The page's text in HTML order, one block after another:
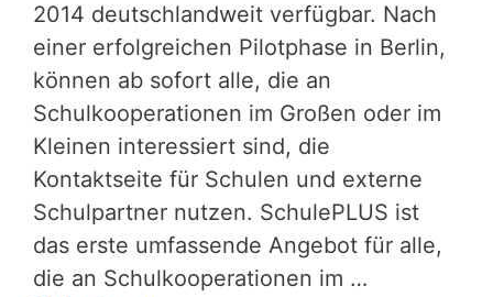
2014 deutschlandweit verfügbar. Nach
einer erfolgreichen Pilotphase in Berlin,
können ab sofort alle, die an
Schulkooperationen im Großen oder im
Kleinen interessiert sind, die
Kontaktseite für Schulen und externe
Schulpartner nutzen. SchulePLUS ist
das erste umfassende Angebot für alle,
die an Schulkooperationen im …